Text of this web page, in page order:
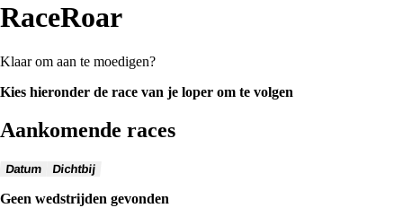
RaceRoar
Klaar om aan te moedigen?
Kies hieronder de race van je loper om te volgen
Aankomende races
Datum Dichtbij
Geen wedstrijden gevonden